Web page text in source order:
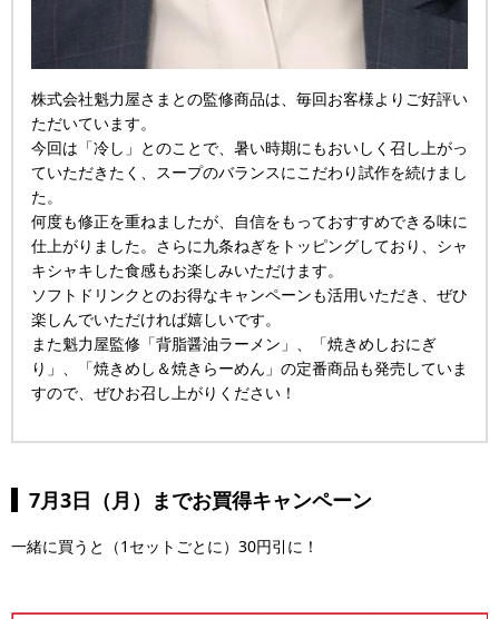
株式会社魁力屋さまとの監修商品は、毎回お客様よりご好評い
ただいています。
今回は「冷し」とのことで、暑い時期にもおいしく召し上がっ
ていただきたく、スープのバランスにこだわり試作を続けまし
た。
何度も修正を重ねましたが、自信をもっておすすめできる味に
仕上がりました。さらに九条ねぎをトッピングしており、シャ
キシャキした食感もお楽しみいただけます。
ソフトドリンクとのお得なキャンペーンも活用いただき、ぜひ
楽しんでいただければ嬉しいです。
また魁力屋監修「背脂醤油ラーメン」、「焼きめしおにぎ
り」、「焼きめし＆焼きらーめん」の定番商品も発売していま
すので、ぜひお召し上がりください！
7月3日（月）までお買得キャンペーン
一緒に買うと（1セットごとに）30円引に！